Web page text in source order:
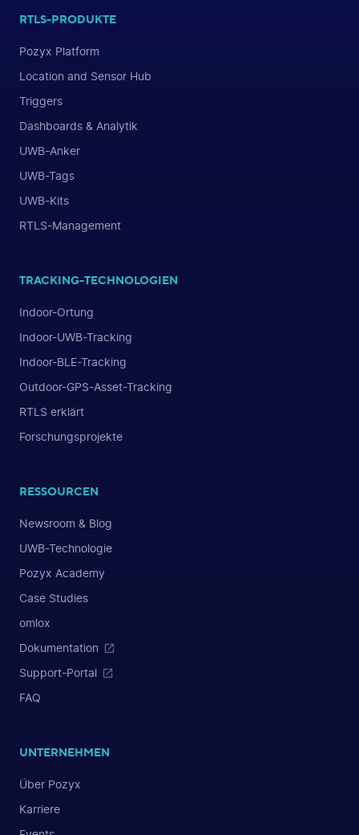
RTLS-PRODUKTE
Pozyx Platform
Location and Sensor Hub
Triggers
Dashboards & Analytik
UWB-Anker
UWB-Tags
UWB-Kits
RTLS-Management
TRACKING-TECHNOLOGIEN
Indoor-Ortung
Indoor-UWB-Tracking
Indoor-BLE-Tracking
Outdoor-GPS-Asset-Tracking
RTLS erklärt
Forschungsprojekte
RESSOURCEN
Newsroom & Blog
UWB-Technologie
Pozyx Academy
Case Studies
omlox
Dokumentation
Support-Portal
FAQ
UNTERNEHMEN
Über Pozyx
Karriere